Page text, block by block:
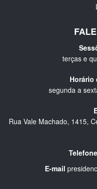
terças e
Horário
segunda a
Rua Vale Machado, 1415,
E-mail